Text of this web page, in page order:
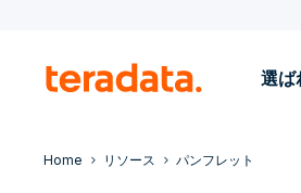
選ば
Home リソース パンフレット